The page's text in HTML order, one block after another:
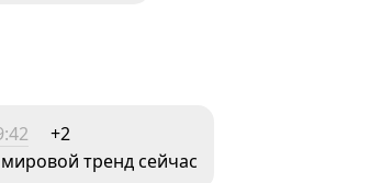
+2
тренд сейчас